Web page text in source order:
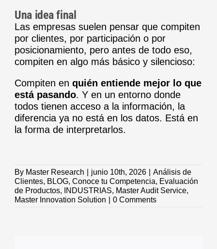
Una idea final
Las empresas suelen pensar que compiten
por clientes, por participación o por
posicionamiento, pero antes de todo eso,
compiten en algo más básico y silencioso:
Compiten en quién entiende mejor lo que
está pasando. Y en un entorno donde
todos tienen acceso a la información, la
diferencia ya no está en los datos. Está en
la forma de interpretarlos.
By Master Research junio 10th, 2026
Análisis de
Clientes, BLOG, Conoce tu Competencia, Evaluación
de Productos, INDUSTRIAS, Master Audit Service,
Master Innovation Solution
0 Comments